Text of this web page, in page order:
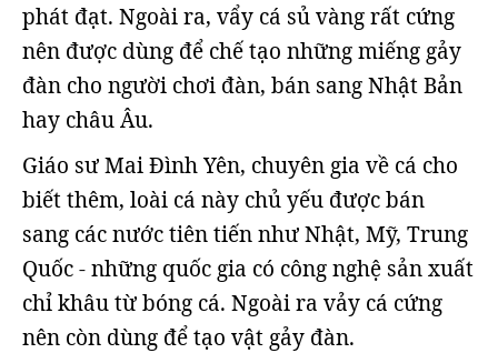
phát đạt. Ngoài ra, vẩy cá sủ vàng rất cứng
nên được dùng để chế tạo những miếng gảy
đàn cho người chơi đàn, bán sang Nhật Bản
hay châu Âu.
Giáo sư Mai Đình Yên, chuyên gia về cá cho
biết thêm, loài cá này chủ yếu được bán
sang các nước tiên tiến như Nhật, Mỹ, Trung
Quốc - những quốc gia có công nghệ sản xuất
chỉ khâu từ bóng cá. Ngoài ra vảy cá cứng
nên còn dùng để tạo vật gảy đàn.